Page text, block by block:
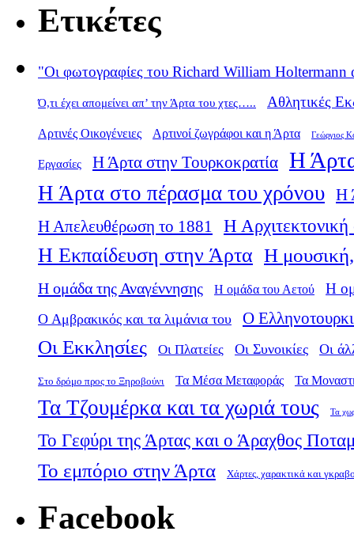
Ετικέτες
"Οι φωτογραφίες του Richard William Holtermann
Ό,τι έχει απομείνει απ’ την Άρτα του χτες….. Αθλητικές
Αρτινές Οικογένειες Αρτινοί ζωγράφοι και η Άρτα Γεώργιος
Εργασίες Η Άρτα στην Τουρκοκρατία Η
Η Άρτα στο πέρασμα του χρόνου Η
Η Απελευθέρωση το 1881
Η
Η Εκπαίδευση στην Άρτα Η μουσική,
Η ομάδα της Αναγέννησης Η ομάδα του Αετού Η
Ο Αμβρακικός και τα λιμάνια του Ο
Οι Εκκλησίες Οι Πλατείες Οι Συνοικίες Οι
Στο δρόμο προς το Ξηροβούνι Τα Μέσα Μεταφοράς Τα
Τα Τζουμέρκα και τα χωριά τους Τα
Το Γεφύρι της Άρτας και ο Άραχθος
Το εμπόριο στην Άρτα Χάρτες, χαρακτικά και
Facebook